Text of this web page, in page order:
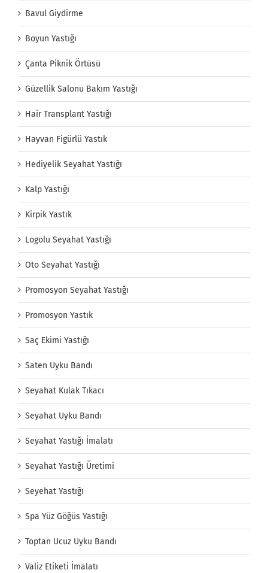
Bavul Giydirme
Boyun Yastığı
Çanta Piknik Örtüsü
Güzellik Salonu Bakım Yastığı
Hair Transplant Yastığı
Hayvan Figürlü Yastık
Hediyelik Seyahat Yastığı
Kalp Yastığı
Kirpik Yastık
Logolu Seyahat Yastığı
Oto Seyahat Yastığı
Promosyon Seyahat Yastığı
Promosyon Yastık
Saç Ekimi Yastığı
Saten Uyku Bandı
Seyahat Kulak Tıkacı
Seyahat Uyku Bandı
Seyahat Yastığı İmalatı
Seyahat Yastığı Üretimi
Seyehat Yastığı
Spa Yüz Göğüs Yastığı
Toptan Ucuz Uyku Bandı
Valiz Etiketi İmalatı